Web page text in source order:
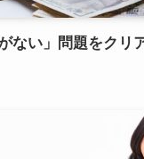
ない」問題をクリ